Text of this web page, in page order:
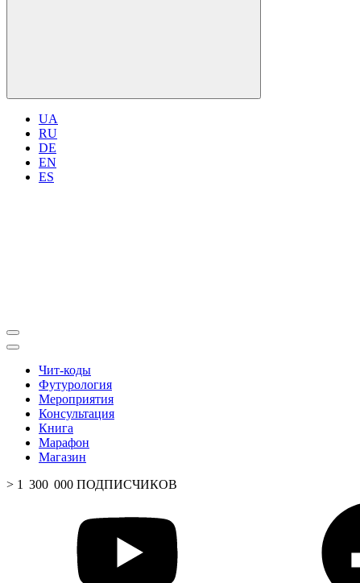
UA
RU
DE
EN
ES
Чит-коды
Футурология
Мероприятия
Консультация
Книга
Марафон
Магазин
> 1 300 000 ПОДПИСЧИКОВ